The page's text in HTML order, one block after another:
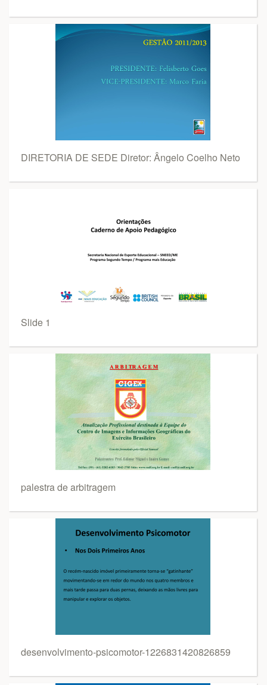
DIRETORIA DE SEDE Diretor: Ângelo Coelho Neto
Slide 1
palestra de arbitragem
desenvolvimento-psicomotor-1226831420826859